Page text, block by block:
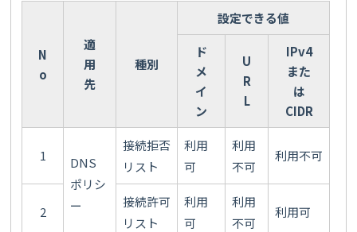
N
o
適
用
先
種別
設定できる値
ド
メ
イ
ン
U
R
L
IPv4
また
は
CIDR
1
DNS
ポリシ
ー
接続拒否
リスト
利用
可
利用
不可
利用不可
2
接続許可
リスト
利用
可
利用
不可
利用可